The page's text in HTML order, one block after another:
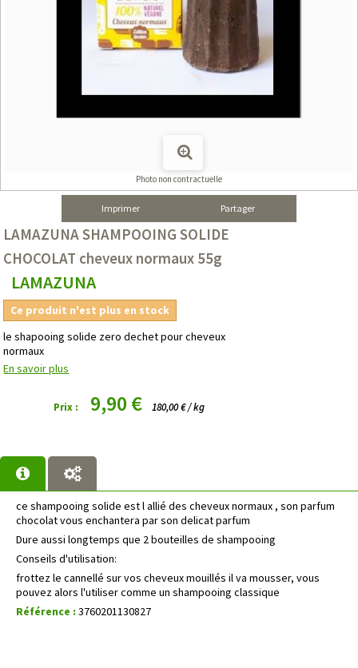
Photo non contractuelle
Imprimer Partager
LAMAZUNA SHAMPOOING SOLIDE
CHOCOLAT cheveux normaux 55g
LAMAZUNA
Ce produit n'est plus en stock
le shapooing solide zero dechet pour cheveux
normaux
En savoir plus
Prix : 9,90 € 180,00 € / kg
ce shampooing solide est l allié des cheveux normaux , son parfum
chocolat vous enchantera par son delicat parfum
Dure aussi longtemps que 2 bouteilles de shampooing
Conseils d'utilisation:
frottez le cannellé sur vos cheveux mouillés il va mousser, vous
pouvez alors l'utiliser comme un shampooing classique
Référence : 3760201130827